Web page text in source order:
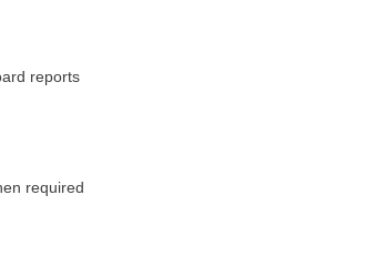
reports
required